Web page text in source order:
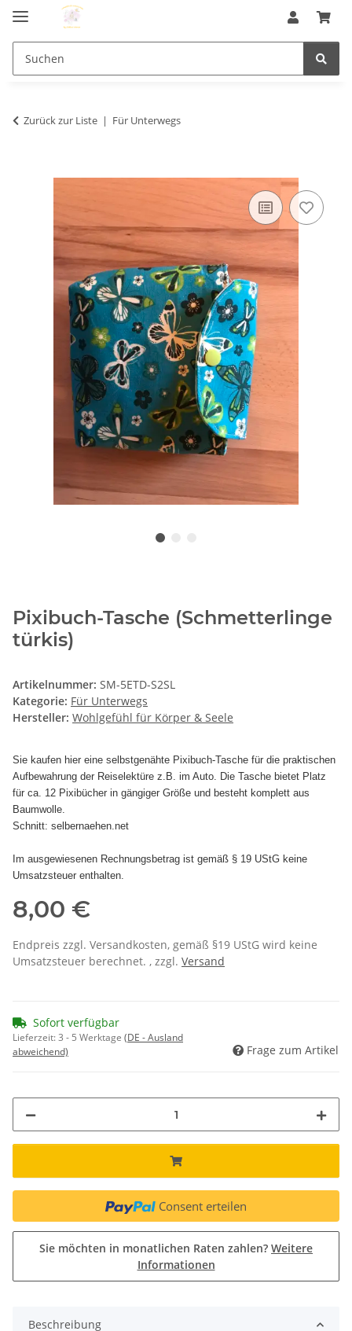
Zurück zur Liste Für Unterwegs
Pixibuch-Tasche (Schmetterlinge
türkis)
Artikelnummer: SM-5ETD-S2SL
Kategorie: Für Unterwegs
Hersteller: Wohlgefühl für Körper & Seele
Sie kaufen hier eine selbstgenähte Pixibuch-Tasche für die praktischen
Aufbewahrung der Reiselektüre z.B. im Auto. Die Tasche bietet Platz
für ca. 12 Pixibücher in gängiger Größe und besteht komplett aus
Baumwolle.
Schnitt: selbernaehen.net
Im ausgewiesenen Rechnungsbetrag ist gemäß § 19 UStG keine
Umsatzsteuer enthalten.
8,00 €
Endpreis zzgl. Versandkosten, gemäß §19 UStG wird keine
Umsatzsteuer berechnet. , zzgl. Versand
Sofort verfügbar
Lieferzeit:3 - 5 Werktage (DE - Ausland
abweichend)
Frage zum Artikel
Consent erteilen
Sie möchten in monatlichen Raten zahlen? Weitere
Informationen
Beschreibung